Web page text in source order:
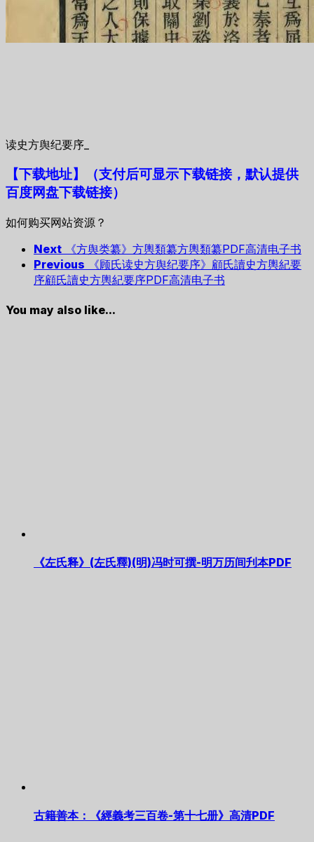
读史方舆纪要序_
【下载地址】
（支付后可显示下载链接，默认提供
百度网盘下载链接）
如何购买网站资源？
Next
《方舆类纂》方輿類纂方輿類纂PDF高清电子书
Previous
《顾氏读史方舆纪要序》顧氏讀史方輿紀要
序顧氏讀史方輿紀要序PDF高清电子书
You may also like...
《左氏释》(左氏釋)(明)冯时可撰-明万历间刋本PDF
古籍善本：《經義考三百卷-第十七册》高清PDF